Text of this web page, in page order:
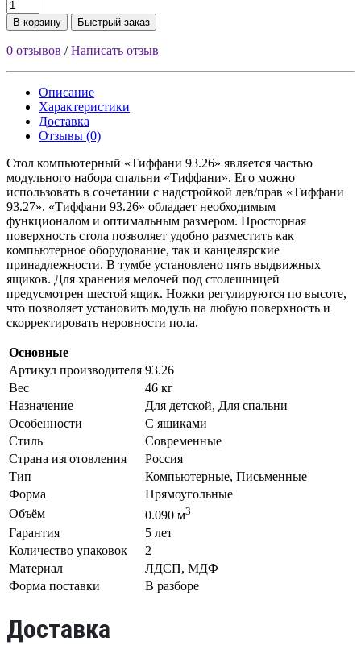
В корзину Быстрый заказ
0 отзывов /Написать отзыв
Описание
Характеристики
Доставка
Отзывы (0)
Стол компьютерный «Тиффани 93.26» является частью
модульного набора спальни «Тиффани». Его можно
использовать в сочетании с надстройкой лев/прав «Тиффани
93.27». «Тиффани 93.26» обладает необходимым
функционалом и оптимальным размером. Просторная
поверхность стола позволяет удобно разместить как
компьютерное оборудование, так и канцелярские
принадлежности. В тумбе установлено пять выдвижных
ящиков. Для хранения мелочей под столешницей
предусмотрен шестой ящик. Ножки регулируются по высоте,
что позволяет установить модуль на любую поверхность и
скорректировать неровности пола.
Основные
Артикул производителя 93.26
Вес
46 кг
Назначение
Для детской, Для спальни
Особенности
С ящиками
Стиль
Современные
Страна изготовления
Россия
Тип
Компьютерные, Письменные
Форма
Прямоугольные
Объём
0.090 м3
Гарантия
5 лет
Количество упаковок
2
Материал
ЛДСП, МДФ
Форма поставки
В разборе
Доставка